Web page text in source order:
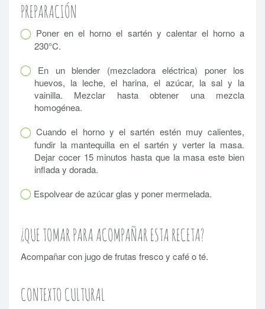
PREPARACIÓN
Poner en el horno el sartén y calentar el horno a
230°C.
En un blender (mezcladora eléctrica) poner los
huevos, la leche, el harina, el azúcar, la sal y la
vainilla. Mezclar hasta obtener una mezcla
homogénea.
Cuando el horno y el sartén estén muy calientes,
fundir la mantequilla en el sartén y verter la masa.
Dejar cocer 15 minutos hasta que la masa este bien
inflada y dorada.
Espolvear de azúcar glas y poner mermelada.
¿QUE TOMAR PARA ACOMPAÑAR ESTA RECETA?
Acompañar con jugo de frutas fresco y café o té.
CONTEXTO CULTURAL